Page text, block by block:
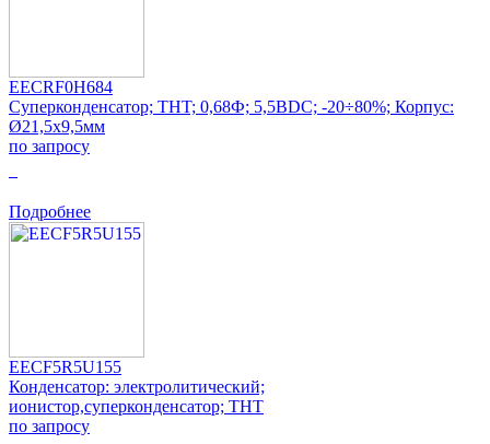
EECRF0H684
Суперконденсатор; THT; 0,68Ф; 5,5ВDC; -20÷80%; Корпус:
Ø21,5x9,5мм
по запросу
Подробнее
EECF5R5U155
Конденсатор: электролитический;
ионистор,суперконденсатор; THT
по запросу